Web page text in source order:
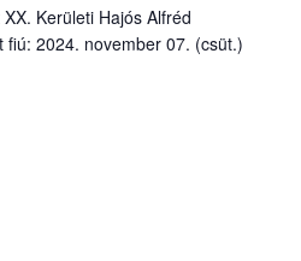
Kerületi Hajós Alfréd
2024. november 07. (csüt.)